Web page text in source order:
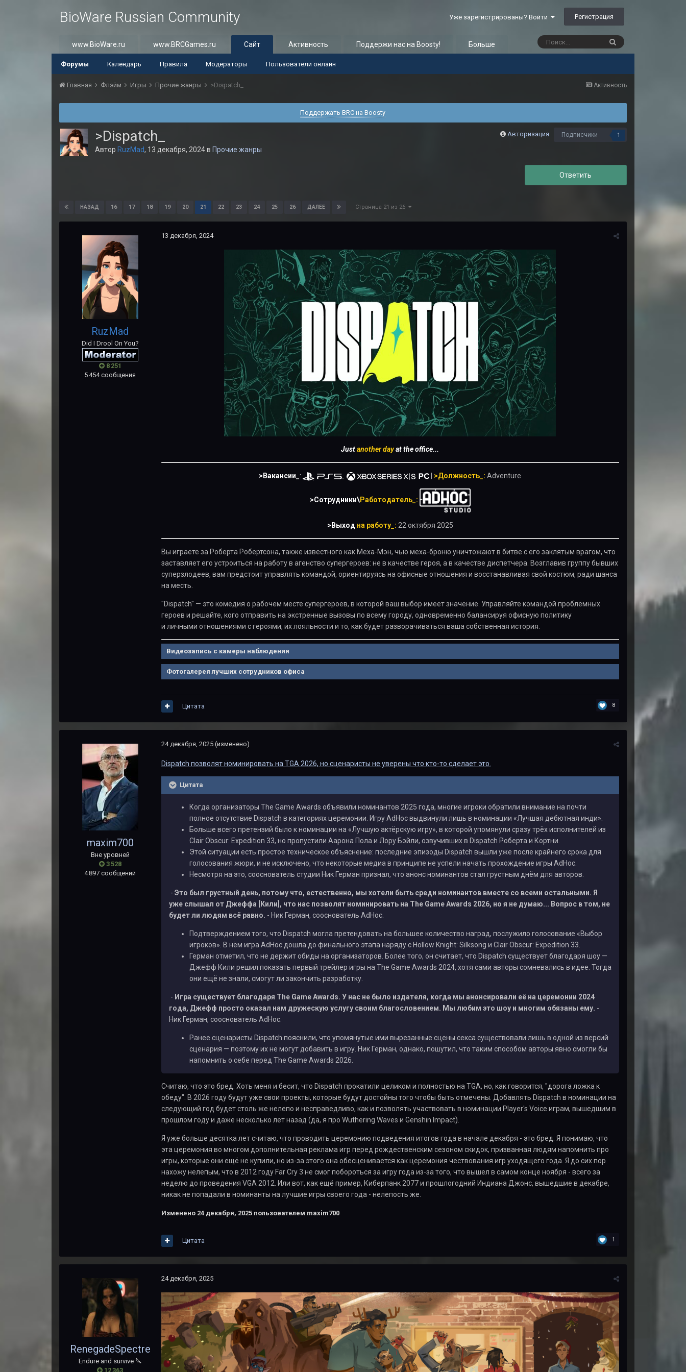
BioWare Russian Community Уже зарегистрированы? Войти Регистрация
www.BioWare.ru www.BRCGames.ru Сайт
Форумы Календарь Правила Модераторы Пользователи онлайн
Активность Поддержи нас на Boosty! Больше
Активность
Главная Флэйм Игры Прочие жанры >Dispatch_
Поддержать BRC на Boosty
Авторизация Подписчики 1
>Dispatch_
Автор RuzMad, 13 декабря, 2024в Прочие жанры
Ответить
НАЗАД 16 17 18 19 20 21 22 23 24 25 26 ДАЛЕЕ Страница 21 из 26
RuzMad
Did I Drool On You?
8 251
5 454 сообщения
13 декабря, 2024
Justanother dayat the office...
>Вакансии_: >Должность_: Adventure
>Сотрудники\Работодатель_:
>Выход на работу_: 22 октября 2025
Вы играете за Роберта Робертсона, также известного как Меха-Мэн, чью меха-броню уничтожают в битве с его заклятым врагом, что
заставляет его устроиться на работу в агенство супергероев: не в качестве героя, а в качестве диспетчера. Возглавив группу бывших
суперзлодеев, вам предстоит управлять командой, ориентируясь на офисные отношения и восстанавливая свой костюм, ради шанса
на месть.
"Dispatch" — это комедия о рабочем месте супергероев, в которой ваш выбор имеет значение. Управляйте командой проблемных
героев и решайте, кого отправить на экстренные вызовы по всему городу, одновременно балансируя офисную политику
и личными отношениями с героями, их лояльности и то, как будет разворачиваться ваша собственная история.
Видеозапись с камеры наблюдения
Фотогалерея лучших сотрудников офиса
8
Цитата
maxim700
Вне уровней
3 528
4 897 сообщений
24 декабря, 2025 (изменено)
Dispatch позволят номинировать на TGA 2026, но сценаристы не уверены что кто-то сделает это.
Цитата
Когда организаторы The Game Awards объявили номинантов 2025 года, многие игроки обратили внимание на почти
полное отсутствие Dispatch в категориях церемонии. Игру AdHoc выдвинули лишь в номинации «Лучшая дебютная инди».
Больше всего претензий было к номинации на «Лучшую актёрскую игру», в которой упомянули сразу трёх исполнителей из
Clair Obscur: Expedition 33, но пропустили Аарона Пола и Лору Бэйли, озвучивших в Dispatch Роберта и Кортни.
Этой ситуации есть простое техническое объяснение: последние эпизоды Dispatch вышли уже после крайнего срока для
голосования жюри, и не исключено, что некоторые медиа в принципе не успели начать прохождение игры AdHoc.
Несмотря на это, сооснователь студии Ник Герман признал, что анонс номинантов стал грустным днём для авторов.
- Это был грустный день, потому что, естественно, мы хотели быть среди номинантов вместе со всеми остальными. Я
уже слышал от Джеффа [Кили], что нас позволят номинировать на The Game Awards 2026, но я не думаю... Вопрос в том, не
будет ли людям всё равно. - Ник Герман, сооснователь AdHoc.
Подтверждением того, что Dispatch могла претендовать на большее количество наград, послужило голосование «Выбор
игроков». В нём игра AdHoc дошла до финального этапа наряду с Hollow Knight: Silksong и Clair Obscur: Expedition 33.
Герман отметил, что не держит обиды на организаторов. Более того, он считает, что Dispatch существует благодаря шоу —
Джефф Кили решил показать первый трейлер игры на The Game Awards 2024, хотя сами авторы сомневались в идее. Тогда
они ещё не знали, смогут ли закончить разработку.
- Игра существует благодаря The Game Awards. У нас не было издателя, когда мы анонсировали её на церемонии 2024
года, Джефф просто оказал нам дружескую услугу своим благословением. Мы любим это шоу и многим обязаны ему. -
Ник Герман, сооснователь AdHoc.
Ранее сценаристы Dispatch пояснили, что упомянутые ими вырезанные сцены секса существовали лишь в одной из версий
сценария — поэтому их не могут добавить в игру. Ник Герман, однако, пошутил, что таким способом авторы явно смогли бы
напомнить о себе перед The Game Awards 2026.
Считаю, что это бред. Хоть меня и бесит, что Dispatch прокатили целиком и полностью на TGA, но, как говорится, "дорога ложка к
обеду". В 2026 году будут уже свои проекты, которые будут достойны того чтобы быть отмечены. Добавлять Dispatch в номинации на
следующий год будет столь же нелепо и несправедливо, как и позволять участвовать в номинации Player's Voice играм, вышедшим в
прошлом году и даже несколько лет назад (да, я про Wuthering Waves и Genshin Impact).
Я уже больше десятка лет считаю, что проводить церемонию подведения итогов года в начале декабря - это бред. Я понимаю, что
эта церемония во многом дополнительная реклама игр перед рождественским сезоном скидок, призванная людям напомнить про
игры, которые они ещё не купили, но из-за этого она обесценивается как церемония чествования игр уходящего года. Я до сих пор
нахожу нелепым, что в 2012 году Far Cry 3 не смог побороться за игру года из-за того, что вышел в самом конце ноября - всего за
неделю до проведения VGA 2012. Или вот, как ещё пример, Киберпанк 2077 и прошлогодний Индиана Джонс, вышедшие в декабре,
никак не попадали в номинанты на лучшие игры своего года - нелепость же.
Изменено 24 декабря, 2025пользователем maxim700
1
Цитата
RenegadeSpectre
Endure and survive 🔪
12 363
24 декабря, 2025